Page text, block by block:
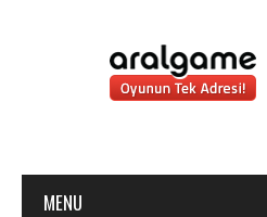
MENU